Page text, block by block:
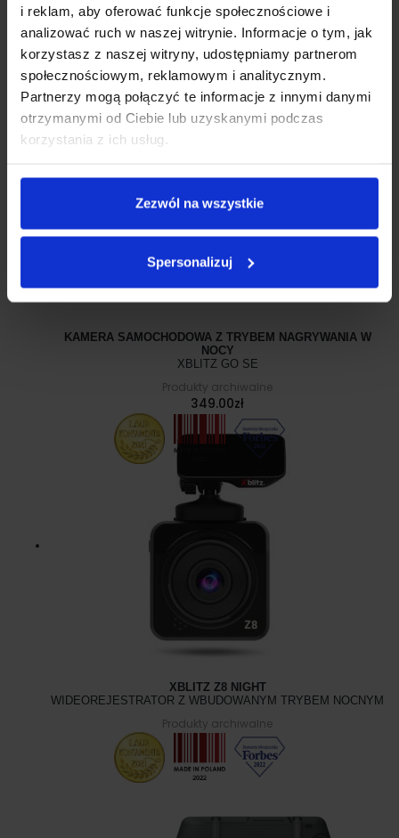
i reklam, aby oferować funkcje społecznościowe i
analizować ruch w naszej witrynie. Informacje o tym, jak
korzystasz z naszej witryny, udostępniamy partnerom
społecznościowym, reklamowym i analitycznym.
Partnerzy mogą połączyć te informacje z innymi danymi
otrzymanymi od Ciebie lub uzyskanymi podczas
korzystania z ich usług.
Zezwól na wszystkie
Spersonalizuj
WIDEOREJESTRATOR Z LUSTERKIEM WSTECZNYM Z
CZUJNIKIEM G-SENSOR
XBLITZ MIRROR HQ
Produkty archiwalne
KAMERA SAMOCHODOWA Z TRYBEM NAGRYWANIA W
NOCY
XBLITZ GO SE
Produkty archiwalne
349.00zł
XBLITZ Z8 NIGHT
WIDEOREJESTRATOR Z WBUDOWANYM TRYBEM NOCNYM
Produkty archiwalne